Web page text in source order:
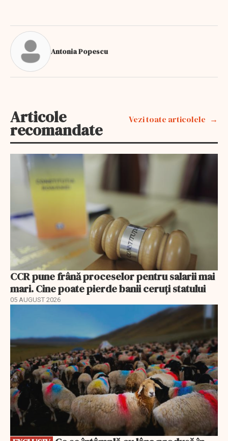
Antonia Popescu
Articole
recomandate
Vezi toate articolele
CCR pune frână proceselor pentru salarii mai
mari. Cine poate pierde banii ceruți statului
05 AUGUST 2026